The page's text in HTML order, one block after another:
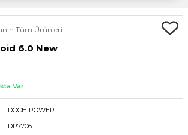
Tüm Ürünleri
6.0 New
Var
DOCH POWER
DP7706